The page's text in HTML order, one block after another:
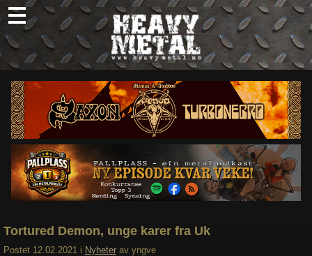
Skip
to
content
Nyheter
Omtaler
Intervjuer
Om oss
Abonner
Søk
Tortured Demon, unge karer fra Uk
Postet 12.02.2021 i Nyheter av yngve